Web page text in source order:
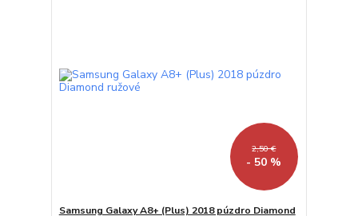
2,50 €
- 50 %
Samsung Galaxy A8+ (Plus) 2018 púzdro Diamond